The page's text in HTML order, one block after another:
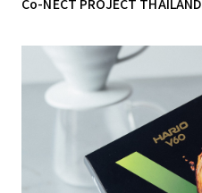
Co-NECT PROJECT THAILAND